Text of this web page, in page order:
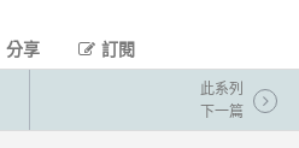
分享 訂閱
此系列
下一篇